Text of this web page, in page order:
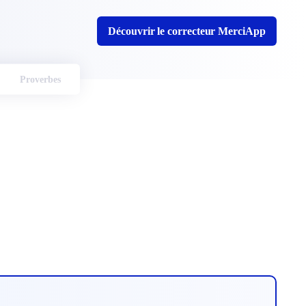
Découvrir le correcteur MerciApp
Proverbes